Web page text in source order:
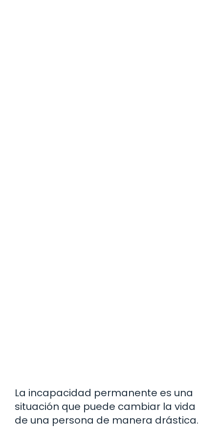
La incapacidad permanente es una
situación que puede cambiar la vida
de una persona de manera drástica.